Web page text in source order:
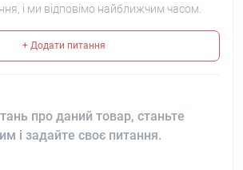
і ми відповімо найближчим часом.
+ Додати питання
про даний товар, станьте
і задайте своє питання.